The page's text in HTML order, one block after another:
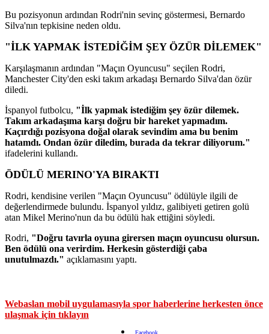
Bu pozisyonun ardından Rodri'nin sevinç göstermesi, Bernardo
Silva'nın tepkisine neden oldu.
"İLK YAPMAK İSTEDİĞİM ŞEY ÖZÜR DİLEMEK"
Karşılaşmanın ardından "Maçın Oyuncusu" seçilen Rodri,
Manchester City'den eski takım arkadaşı Bernardo Silva'dan özür
diledi.
İspanyol futbolcu, "İlk yapmak istediğim şey özür dilemek.
Takım arkadaşıma karşı doğru bir hareket yapmadım.
Kaçırdığı pozisyona doğal olarak sevindim ama bu benim
hatamdı. Ondan özür diledim, burada da tekrar diliyorum."
ifadelerini kullandı.
ÖDÜLÜ MERINO'YA BIRAKTI
Rodri, kendisine verilen "Maçın Oyuncusu" ödülüyle ilgili de
değerlendirmede bulundu. İspanyol yıldız, galibiyeti getiren golü
atan Mikel Merino'nun da bu ödülü hak ettiğini söyledi.
Rodri, "Doğru tavırla oyuna girersen maçın oyuncusu olursun.
Ben ödülü ona verirdim. Herkesin gösterdiği çaba
unutulmazdı." açıklamasını yaptı.
Webaslan mobil uygulamasıyla spor haberlerine herkesten önce
ulaşmak için tıklayın
Facebook